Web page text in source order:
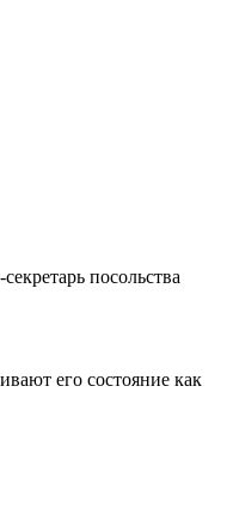
посольства
его состояние как